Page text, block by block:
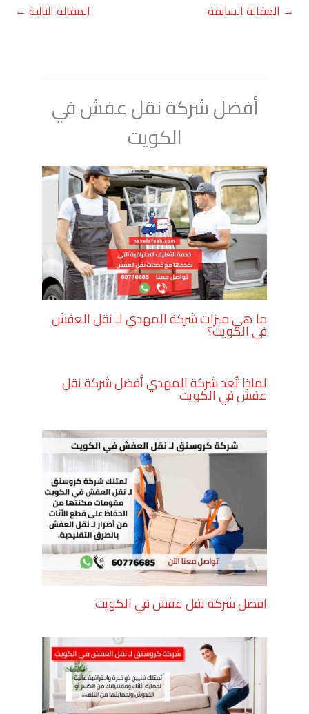
→ المقالة السابقة المقالة التالية ←
أفضل شركة نقل عفش في
الكويت
ما هي ميزات شركة المهدي لـ نقل العفش
في الكويت؟
لماذا تُعد شركة المهدي أفضل شركة نقل
عفش في الكويت
افضل شركة نقل عفش في الكويت